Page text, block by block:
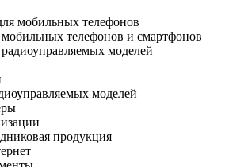
мобильных телефонов
телефонов и смартфонов
моделей
моделей
продукция